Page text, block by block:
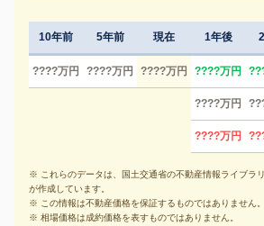
10年前 5年前 現在
????万円 ????万円 ????万円
1年後
????万円
????万円
????万円
※ これらのデータは、国土交通省の不動産情報ライブラ
が作成しています。
※ この情報は不動産価格を保証するものではありません。
※ 相場価格は成約価格を表すものではありません。